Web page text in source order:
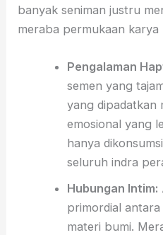
banyak seniman justru
meraba permukaan karya
Pengalaman
semen yang
yang dipadatkan
emosional yang
hanya
seluruh indra
Hubungan Intim:
primordial
materi bumi.